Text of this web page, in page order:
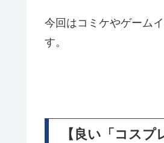
今回はコミケやゲーム
す。
【良い「コスプ